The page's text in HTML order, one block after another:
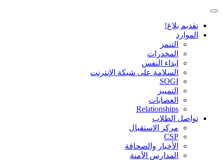
تقديم بلاغ!
الموارد
التنمر
المخدرات
إيذاء النفس
السلامة على شبكة الإنترنت
SOGI
التمييز
العصابات
Relationships
تواصل الطلاب
مركز الإستقبال
CSP
الأخبار والصحافة
المدارس الآمنة